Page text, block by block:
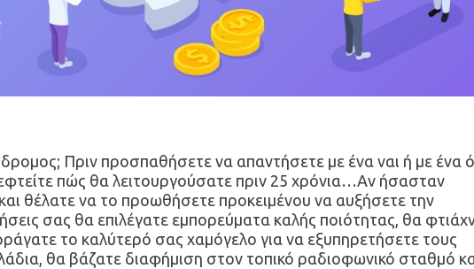
Πριν προσπαθήσετε να απαντήσετε με ένα ναι ή με ένα
πώς θα λειτουργούσατε πριν 25 χρόνια…Αν ήσασταν
θέλατε να το προωθήσετε προκειμένου να αυξήσετε την
σας θα επιλέγατε εμπορεύματα καλής ποιότητας, θα
το καλύτερό σας χαμόγελο για να εξυπηρετήσετε τους
θα βάζατε διαφήμιση στον τοπικό ραδιοφωνικό σταθμό